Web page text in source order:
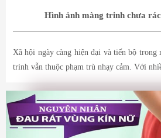
Hình ảnh màng trinh chưa
Xã hội ngày càng hiện đại và tiến bộ trong
trinh vẫn thuộc phạm trù nhạy cảm. Với